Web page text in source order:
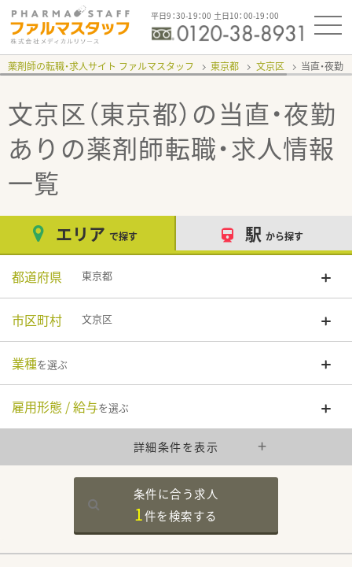
平日9：30-19：00 土日10：00-19：00
薬剤師の転職・求人サイト ファルマスタッフ 東京都 文京区 当直・夜勤
文京区（東京都）の当直・夜勤
あり の薬剤師転職・求人情報
一覧
エリア で探す 駅 から探す
都道府県 東京都
市区町村 文京区
業種を選ぶ
雇用形態 / 給与を選ぶ
詳細条件を表示
条件に合う求人
1件を検索する